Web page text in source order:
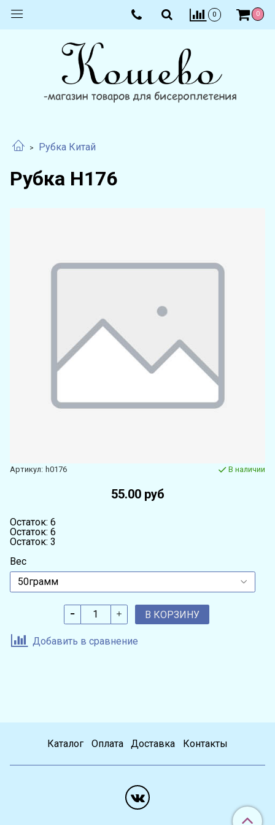
0 0
Рубка Китай
Рубка Н176
Артикул: h0176 В наличии
55.00 руб
Остаток: 6
Остаток: 6
Остаток: 3
Вес
В КОРЗИНУ
Добавить в сравнение
Каталог Оплата Доставка Контакты